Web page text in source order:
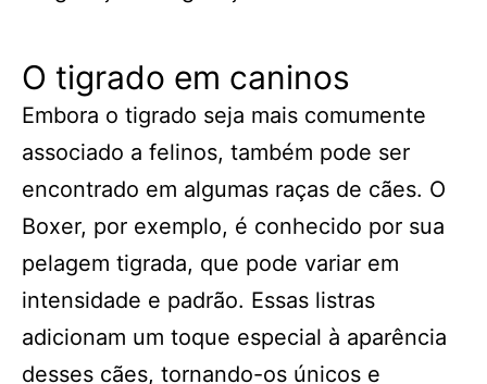
O tigrado em caninos
Embora o tigrado seja mais comumente
associado a felinos, também pode ser
encontrado em algumas raças de cães. O
Boxer, por exemplo, é conhecido por sua
pelagem tigrada, que pode variar em
intensidade e padrão. Essas listras
adicionam um toque especial à aparência
desses cães, tornando-os únicos e